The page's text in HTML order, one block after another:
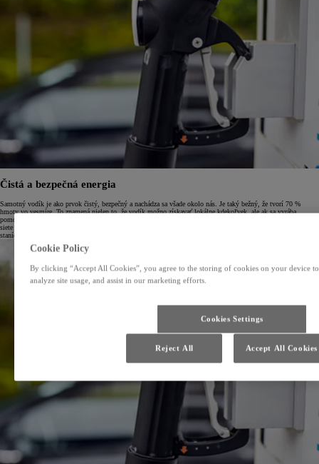
Čistá a bezpečná energia
Samotný vodík je ako prvok čistý, bezpečný a nachádza sa všade okolo nás. Je taký bežný, že tvorí 70 %
hmoty vo vesmíre. To znamená nielen to, že vodík možno získavať lokálne kdekoľvek, ale ak sa vyrába
pomocou obnoviteľnej energie, v procese nevznikajú žiadne emisie uhlíka. Celoeurópska iniciatíva týkajúca sa
siete tankovania vodíka je v súčasnosti v plnom prúde, pričom momentálne je otvorených už približne 200
staníc a každý rok sa plánujú ďalšie.
Cookie Policy
By clicking “Accept All Cookies”, you agree to the storing of cookies on your device
analyze site usage, and assist in our marketing efforts.
Cookies Settings
Reject All Accept All Cookies